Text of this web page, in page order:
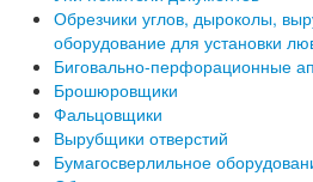
Обрезчики углов, дыроколы,
оборудование для установки
Биговально-перфорационные
Брошюровщики
Фальцовщики
Вырубщики отверстий
Бумагосверлильное